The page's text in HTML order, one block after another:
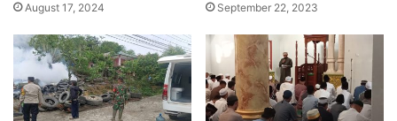
August 17, 2024 September 22, 2023